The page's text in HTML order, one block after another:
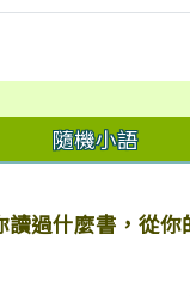
隨機小語
讀過什麼書，從你